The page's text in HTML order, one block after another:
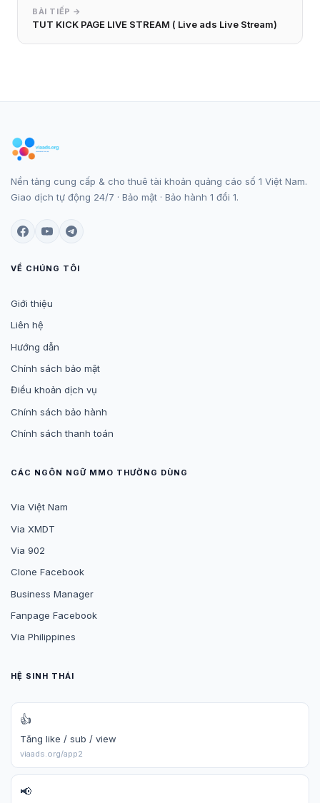
BÀI TIẾP →
TUT KICK PAGE LIVE STREAM ( Live ads Live Stream)
Nền tảng cung cấp & cho thuê tài khoản quảng cáo số 1 Việt Nam.
Giao dịch tự động 24/7 · Bảo mật · Bảo hành 1 đổi 1.
VỀ CHÚNG TÔI
Giới thiệu
Liên hệ
Hướng dẫn
Chính sách bảo mật
Điều khoản dịch vụ
Chính sách bảo hành
Chính sách thanh toán
CÁC NGÔN NGỮ MMO THƯỜNG DÙNG
Via Việt Nam
Via XMDT
Via 902
Clone Facebook
Business Manager
Fanpage Facebook
Via Philippines
HỆ SINH THÁI
👍
Tăng like / sub / view
viaads.org/app2
📢